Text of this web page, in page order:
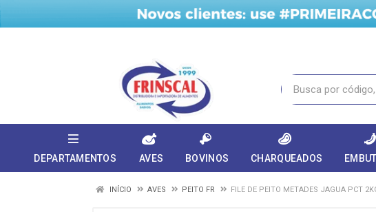
DEPARTAMENTOS AVES BOVINOS CHARQUEADOS
INÍCIO AVES PEITO FR FILE DE PEITO METADES JAGUA PCT